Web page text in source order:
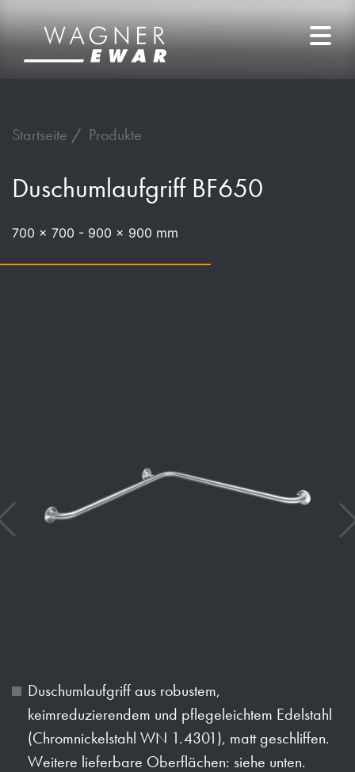
Startseite Produkte
Duschumlaufgriff BF650
700 x 700 - 900 x 900 mm
Duschumlaufgriff aus robustem,
keimreduzierendem und pflegeleichtem Edelstahl
(Chromnickelstahl WN 1.4301), matt geschliffen.
Weitere lieferbare Oberflächen: siehe unten.